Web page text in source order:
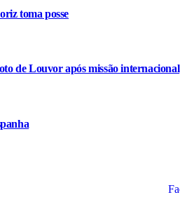
toma posse
de Louvor após missão internacional